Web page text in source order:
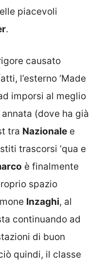
piacevoli
.
causato
l’esterno ‘Made
imporsi al meglio
(dove ha già
tra Nazionale e
trascorsi ‘qua e
è finalmente
spazio
Inzaghi, al
continuando ad
di buon
quindi, il classe